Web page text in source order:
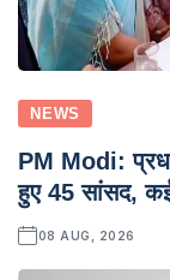
NEWS
PM Modi:
हुए 45 सांसद, कई
08 AUG, 2026